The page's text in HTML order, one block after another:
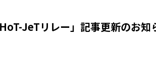
HoT-JeTリレー」記事更新のお知